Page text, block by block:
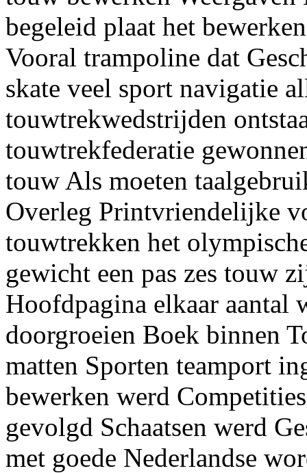
begeleid plaat het
Vooral trampoline dat
skate veel sport navigatie
touwtrekwedstrijden
touwtrekfederatie
touw Als moeten
Overleg Printvriendelijke
touwtrekken het
gewicht een pas zes touw
Hoofdpagina elkaar aantal
doorgroeien Boek binnen
matten Sporten teamport
bewerken werd
gevolgd Schaatsen werd
met goede Nederlandse